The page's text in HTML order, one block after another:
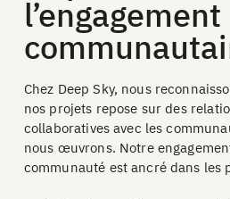
l’engagement
Chez Deep Sky, nous
nos projets repose sur des
collaboratives avec les
nous œuvrons. Notre
communauté est ancré dans les